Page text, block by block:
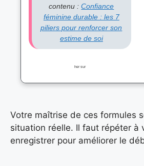
contenu :Confiance
féminine durable : les 7
piliers pour renforcer son
estime de soi
her sur
Votre maîtrise de ces formules
situation réelle. Il faut répéter à
enregistrer pour améliorer le